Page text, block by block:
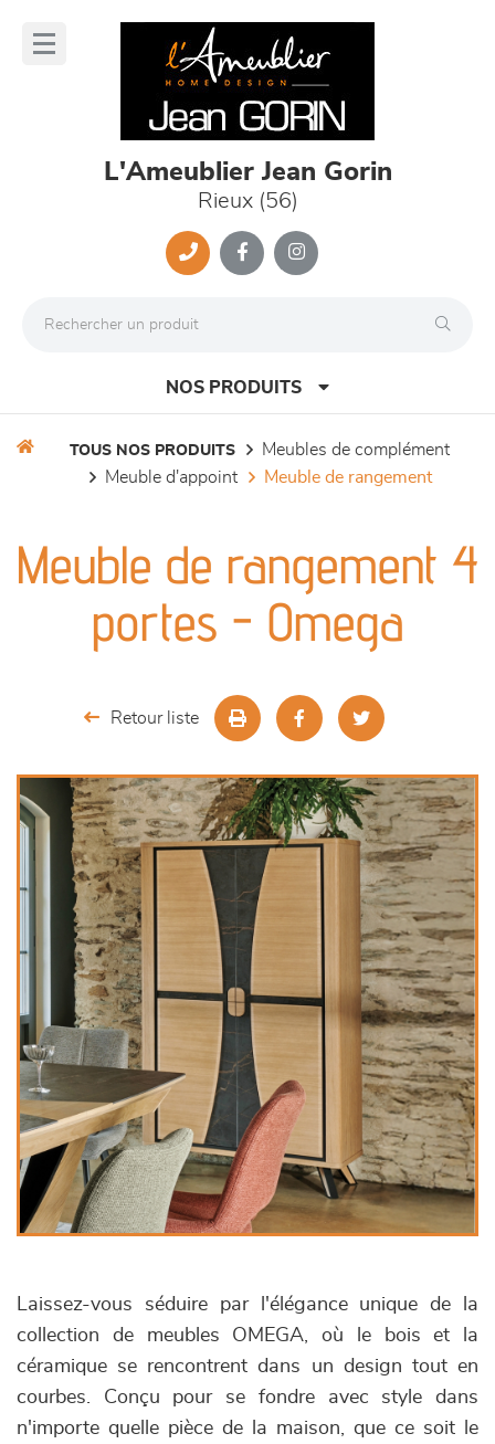
L'Ameublier Jean Gorin
Rieux (56)
NOS PRODUITS
séjours
meubles de complément
décoration
TOUS NOS PRODUITS
meubles de complément
meuble d'appoint
meuble de rangement
Meuble de rangement 4
portes - Omega
Retour liste
Laissez-vous séduire par l'élégance unique de la
collection de meubles OMEGA, où le bois et la
céramique se rencontrent dans un design tout en
courbes. Conçu pour se fondre avec style dans
n'importe quelle pièce de la maison, que ce soit le